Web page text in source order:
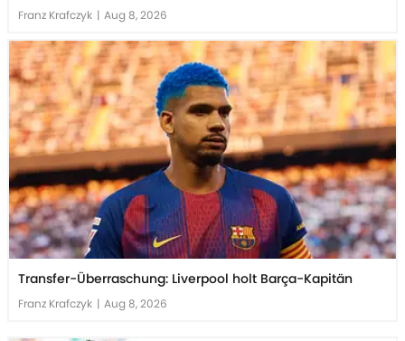
Franz Krafczyk | Aug 8, 2026
Transfer-Überraschung: Liverpool holt Barça-Kapitän
Franz Krafczyk | Aug 8, 2026